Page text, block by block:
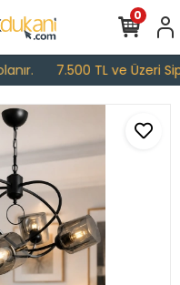
7.500 TL ve Üzeri
0